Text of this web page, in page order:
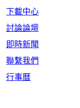
下載中心
討論論壇
即時新聞
聯繫我們
行事曆